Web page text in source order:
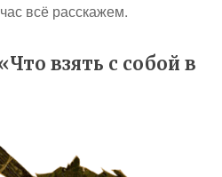
всё расскажем.
взять с собой в